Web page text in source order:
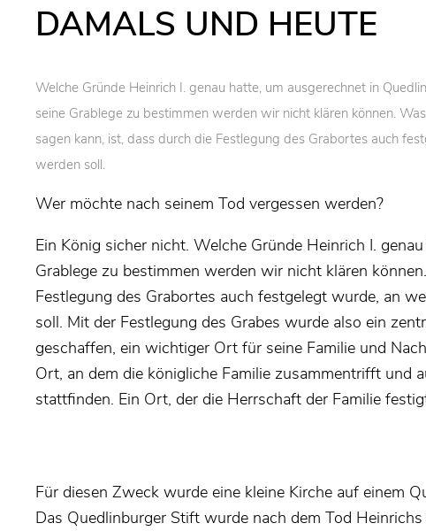
DAMALS UND HEUTE
Welche Gründe Heinrich I. genau hatte, um ausgerechnet in
seine Grablege zu bestimmen werden wir nicht klären können.
sagen kann, ist, dass durch die Festlegung des Grabortes auch
werden soll.
Wer möchte nach seinem Tod vergessen werden?
Ein König sicher nicht. Welche Gründe Heinrich I.
Grablege zu bestimmen werden wir nicht klären
Festlegung des Grabortes auch festgelegt wurde, an
soll. Mit der Festlegung des Grabes wurde also ein
geschaffen, ein wichtiger Ort für seine Familie und
Ort, an dem die königliche Familie zusammentrifft und
stattfinden. Ein Ort, der die Herrschaft der Familie
Für diesen Zweck wurde eine kleine Kirche auf einem
Das Quedlinburger Stift wurde nach dem Tod